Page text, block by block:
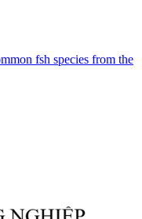
fsh species from the